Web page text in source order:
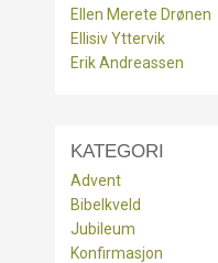
Ellen Merete Drønen
Ellisiv Yttervik
Erik Andreassen
KATEGORI
Advent
Bibelkveld
Jubileum
Konfirmasjon